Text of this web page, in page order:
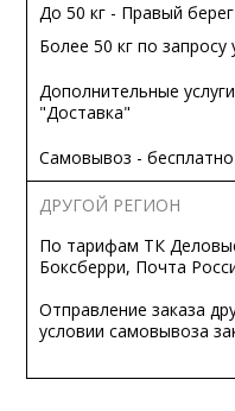
До 50 кг - Правый
Более 50 кг по
Дополнительные
"Доставка"
Самовывоз - бесплатно
ДРУГОЙ РЕГИОН
По тарифам ТК
Боксберри, Почта
Отправление заказа
условии самовывоза